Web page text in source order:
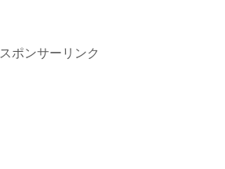
スポンサーリンク